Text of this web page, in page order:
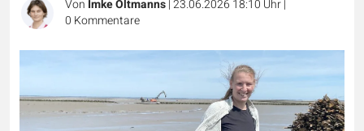
Von Imke Oltmanns|23.06.2026 18:10 Uhr|
0 Kommentare